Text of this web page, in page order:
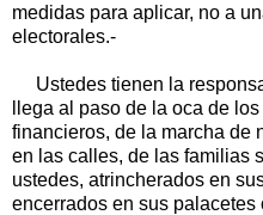
medidas para aplicar, no a
electorales.-
Ustedes tienen la
llega al paso de la oca de
financieros, de la marcha de
en las calles, de las familias
ustedes, atrincherados en
encerrados en sus